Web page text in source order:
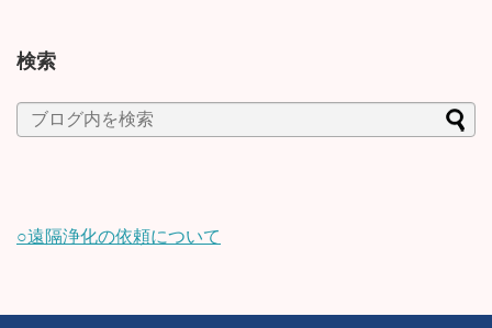
検索
○遠隔浄化の依頼について